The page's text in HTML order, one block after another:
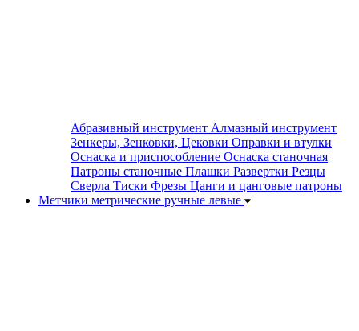
Абразивный инструмент Алмазный инструмент
Зенкеры, Зенковки, Цековки Оправки и втулки
Оснаска и приспособление Оснаска станочная
Патроны станочные Плашки Развертки Резцы
Сверла Тиски Фрезы Цанги и цанговые патроны
Метчики метрические ручные левые